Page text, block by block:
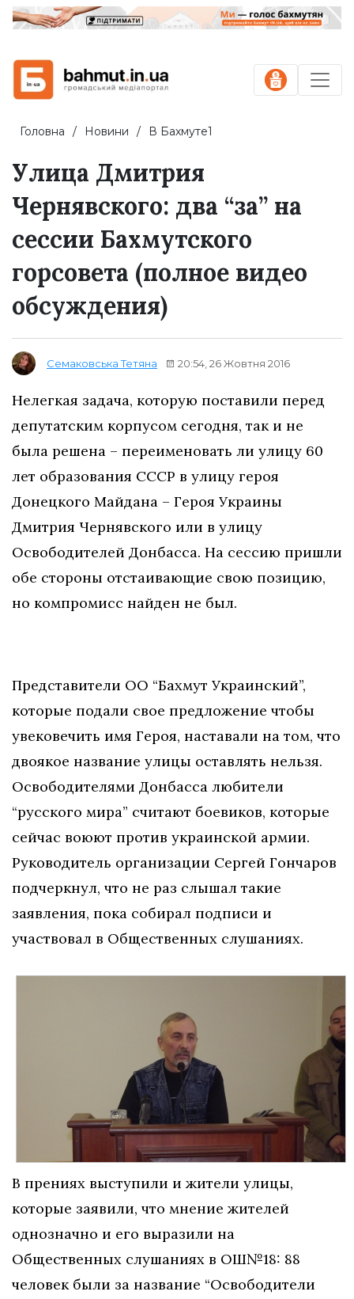
Головна Новини В Бахмуте1
Улица Дмитрия
Чернявского: два “за” на
сессии Бахмутского
горсовета (полное видео
обсуждения)
Семаковська Тетяна 20:54, 26 Жовтня 2016
Нелегкая задача, которую поставили перед
депутатским корпусом сегодня, так и не
была решена – переименовать ли улицу 60
лет образования СССР в улицу героя
Донецкого Майдана – Героя Украины
Дмитрия Чернявского или в улицу
Освободителей Донбасса. На сессию пришли
обе стороны отстаивающие свою позицию,
но компромисс найден не был.
Представители ОО “Бахмут Украинский”,
которые подали свое предложение чтобы
увековечить имя Героя, наставали на том, что
двоякое название улицы оставлять нельзя.
Освободителями Донбасса любители
“русского мира” считают боевиков, которые
сейчас воюют против украинской армии.
Руководитель организации Сергей Гончаров
подчеркнул, что не раз слышал такие
заявления, пока собирал подписи и
участвовал в Общественных слушаниях.
В прениях выступили и жители улицы,
которые заявили, что мнение жителей
однозначно и его выразили на
Общественных слушаниях в ОШ№18: 88
человек были за название “Освободители